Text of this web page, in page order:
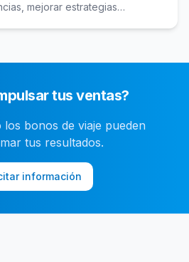
mejorar estrategias
tus ventas?
bonos de viaje pueden
tus resultados.
información